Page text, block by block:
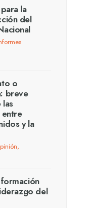
la
del
o
breve
las
entre
y la
,
del